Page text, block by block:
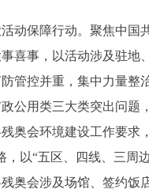
活动保障行动。聚焦中国
喜事，以活动涉及驻地
管控并重，集中力量整
公用类三大类突出问题
奥会环境建设工作要求
，以“五区、四线、三周
奥会涉及场馆、签约饭